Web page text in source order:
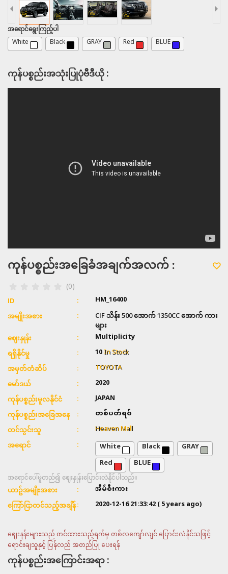
အရောင်ရွေးကြည့်ပါ
White Black GRAY Red BLUE
ကုန်ပစ္စည်းအသုံးပြုပုံဗီဒီယို :
ကုန်ပစ္စည်းအခြေခံအချက်အလက် :
(0)
ID HM_16400
အမျိုးအစား
CIF သိန်း 500 အောက် 1350CC​ အောက် ကား
များ
ဈေးနှုန်း
Multiplicity
ရရှိနိုင်မှု 10In Stock
အမှတ်တံဆိပ် TOYOTA
မော်ဒယ် 2020
ကုန်ပစ္စည်းမူလနိုင်ငံ JAPAN
ကုန်ပစ္စည်းအခြေအနေ တစ်ပတ်ရစ်
တင်သွင်းသူ Heaven Mall
အရောင် White Black
GRAY
Red
BLUE
အရောင်ပေါ်မူတည်၍ ဈေးနှုန်းပြောင်းလဲနိုင်ပါသည်။
ယာဥ်အမျိုးအစား အိမ်စီးကား
ကြော်ငြာတင်သည့်အချိန် 2020-12-16 21:33:42( 5 years ago)
ဈေးနုန်းများသည် တင်ထားသည့်ရက်မှ တစ်လကျော်လျင် ပြောင်းလဲနိုင်သဖြင့်
ရောင်းချသူနှင့် ပြန်လည် အတည်ပြု ပေးရန်
ကုန်ပစ္စည်းအကြောင်းအရာ :